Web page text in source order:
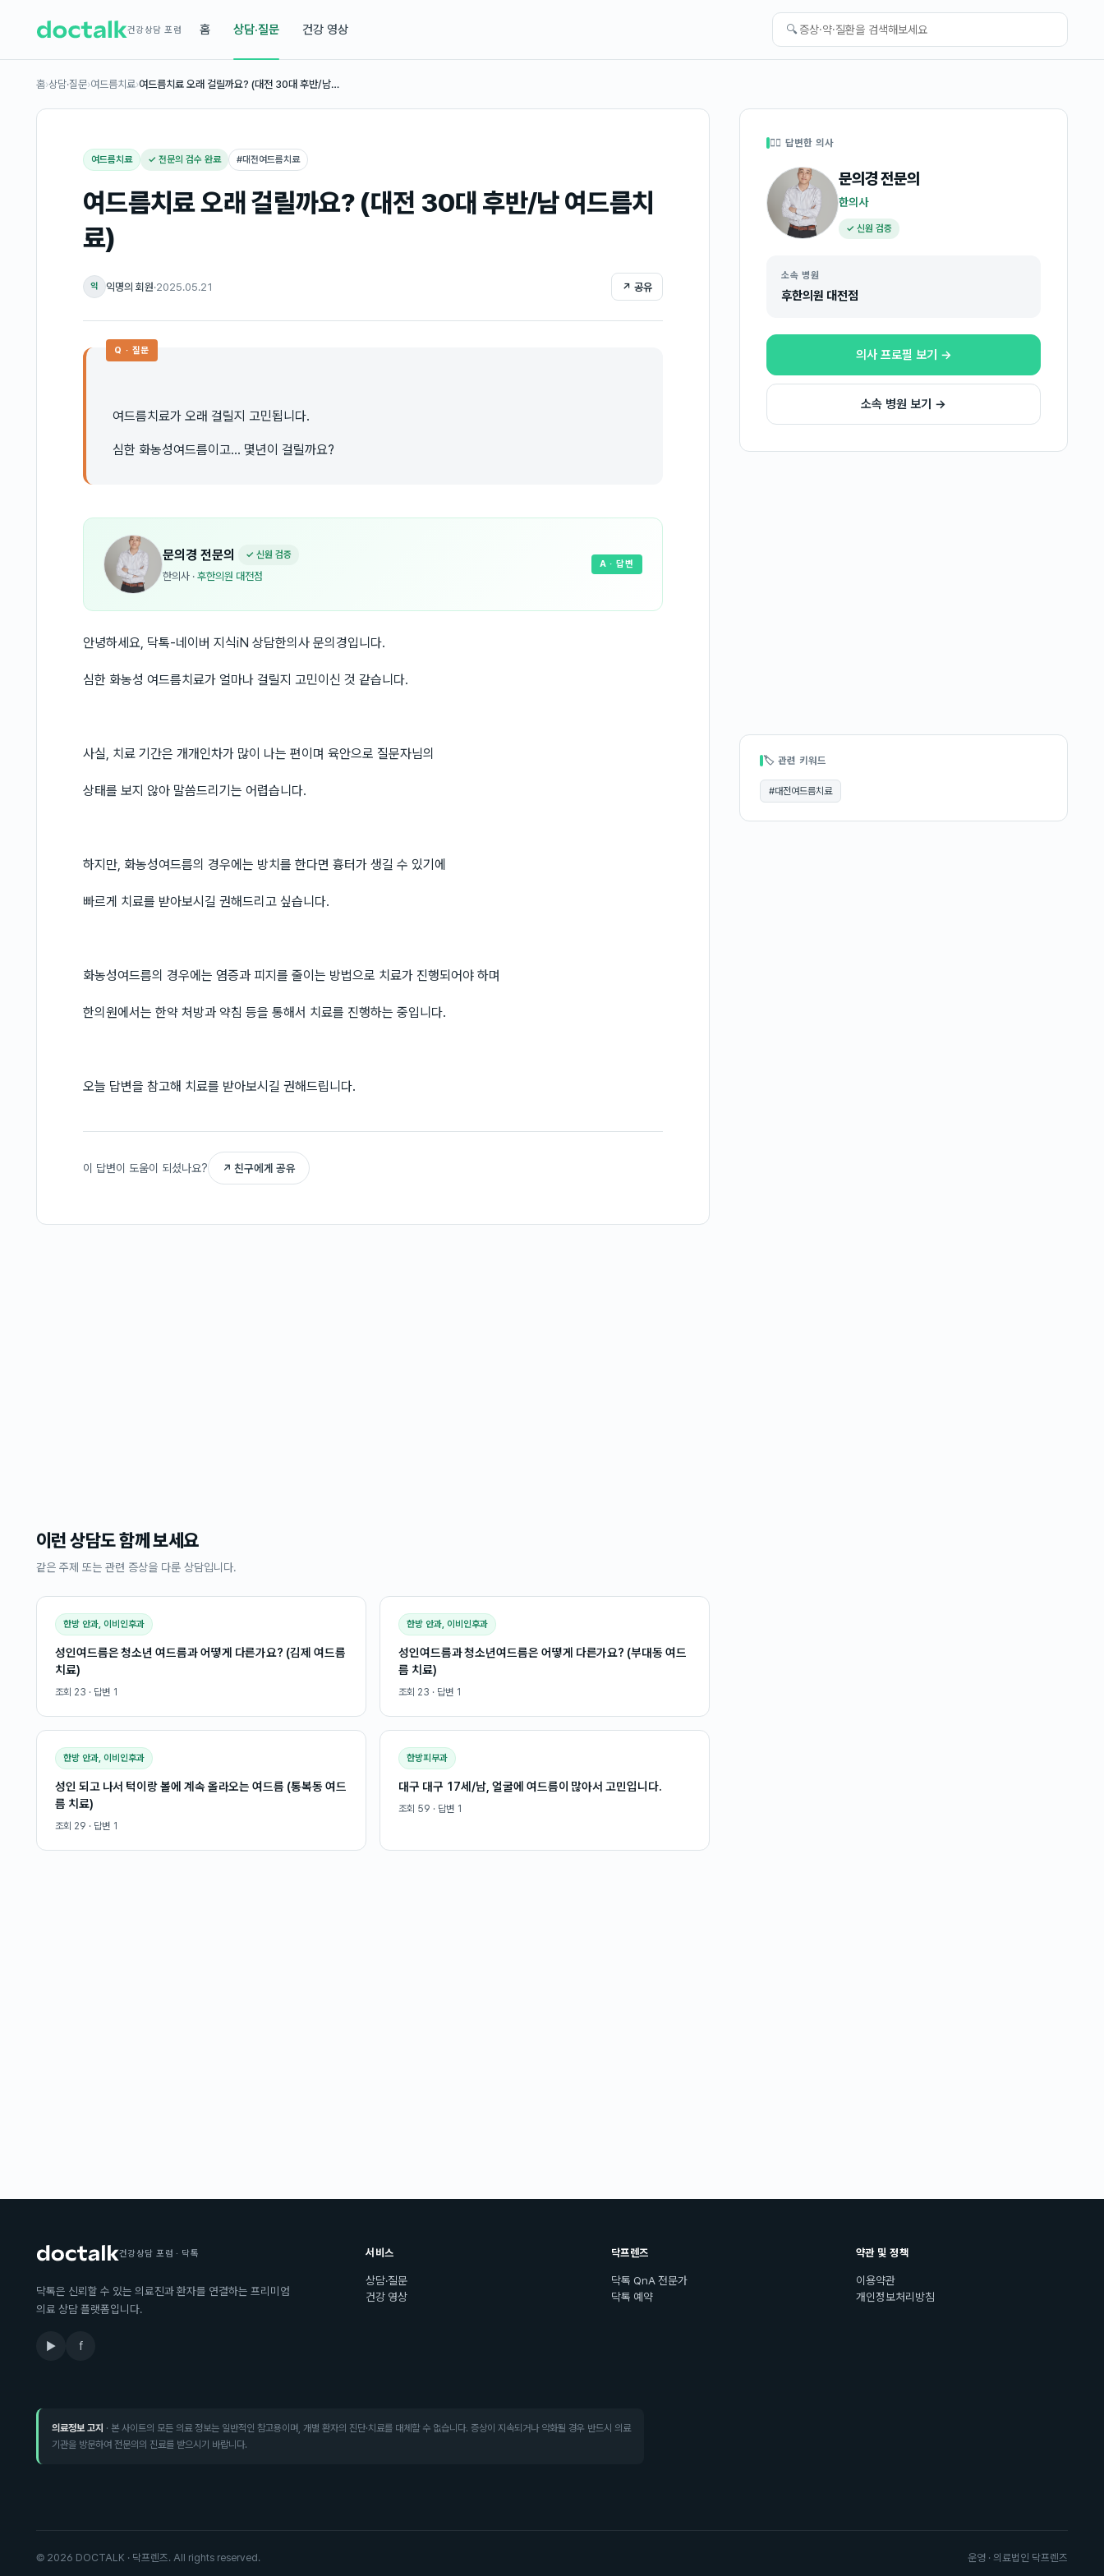
건강상담 포럼 홈 상담·질문 건강 영상 🔍
홈›상담·질문›여드름치료›여드름치료 오래 걸릴까요? (대전 30대 후반/남…
여드름치료 ✓ 전문의 검수 완료 #대전여드름치료
여드름치료 오래 걸릴까요? (대전 30대 후반/남 여드름치
료)
익 익명의 회원·2025.05.21 ↗ 공유
Q · 질문
여드름치료가 오래 걸릴지 고민됩니다.
심한 화농성여드름이고... 몇년이 걸릴까요?
문의경 전문의 ✓ 신원 검증
한의사 · 후한의원 대전점
A · 답변
안녕하세요, 닥톡-네이버 지식iN 상담한의사 문의경입니다.
심한 화농성 여드름치료가 얼마나 걸릴지 고민이신 것 같습니다.
사실, 치료 기간은 개개인차가 많이 나는 편이며 육안으로 질문자님의
상태를 보지 않아 말씀드리기는 어렵습니다.
하지만, 화농성여드름의 경우에는 방치를 한다면 흉터가 생길 수 있기에
빠르게 치료를 받아보시길 권해드리고 싶습니다.
화농성여드름의 경우에는 염증과 피지를 줄이는 방법으로 치료가 진행되어야 하며
한의원에서는 한약 처방과 약침 등을 통해서 치료를 진행하는 중입니다.
오늘 답변을 참고해 치료를 받아보시길 권해드립니다.
이 답변이 도움이 되셨나요? ↗ 친구에게 공유
이런 상담도 함께 보세요
같은 주제 또는 관련 증상을 다룬 상담입니다.
한방 안과, 이비인후과
성인여드름은 청소년 여드름과 어떻게 다른가요? (김제 여드름
치료)
조회 23 · 답변 1
한방 안과, 이비인후과
성인여드름과 청소년여드름은 어떻게 다른가요? (부대동 여드
름 치료)
조회 23 · 답변 1
한방 안과, 이비인후과
성인 되고 나서 턱이랑 볼에 계속 올라오는 여드름 (통복동 여드
름 치료)
조회 29 · 답변 1
한방피부과
대구 대구 17세/남, 얼굴에 여드름이 많아서 고민입니다.
조회 59 · 답변 1
👩‍⚕️ 답변한 의사
문의경전문의
한의사
✓ 신원 검증
소속 병원
후한의원 대전점
의사 프로필 보기 →
소속 병원 보기 →
🏷 관련 키워드
#대전여드름치료
건강상담 포럼 · 닥톡
닥톡은 신뢰할 수 있는 의료진과 환자를 연결하는 프리미엄
의료 상담 플랫폼입니다.
▶ f
서비스
상담·질문
건강 영상
닥프렌즈
닥톡 QnA 전문가
닥톡 예약
약관 및 정책
이용약관
개인정보처리방침
의료정보 고지 · 본 사이트의 모든 의료 정보는 일반적인 참고용이며, 개별 환자의 진단·치료를 대체할 수 없습니다. 증상이 지속되거나 악화될 경우 반드시 의료
기관을 방문하여 전문의의 진료를 받으시기 바랍니다.
© 2026 DOCTALK · 닥프렌즈. All rights reserved. 운영 · 의료법인 닥프렌즈